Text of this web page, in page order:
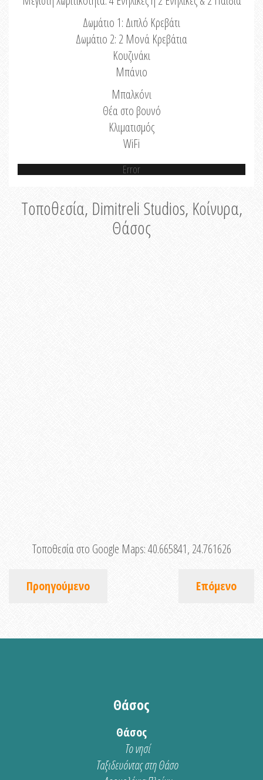
Δωμάτιο 1: Διπλό Κρεβάτι
Δωμάτιο 2: 2 Μονά Κρεβάτια
Κουζινάκι
Μπάνιο
Μπαλκόνι
Θέα στο βουνό
Κλιματισμός
WiFi
Error
Τοποθεσία, Dimitreli Studios, Κοίνυρα,
Θάσος
Τοποθεσία στο Google Maps:40.665841, 24.761626
Προηγούμενο Επόμενο
Θάσος
Θάσος
Το νησί
Ταξιδευόντας στη Θάσο